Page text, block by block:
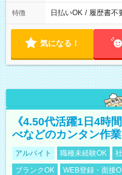
受付可）夏季休暇（
特徴 日払いOK / 履歴書不
気になる！
《4.50代活躍1日4時
べなどのカンタン作業
アルバイト 職種未経験OK
ブランクOK
WEB登録・面接